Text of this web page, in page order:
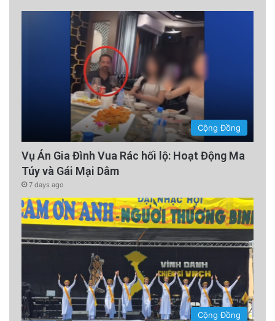
Cộng Đồng
Vụ Án Gia Đình Vua Rác hối lộ: Hoạt Động Ma
Túy và Gái Mại Dâm
7 days ago
Cộng Đồng